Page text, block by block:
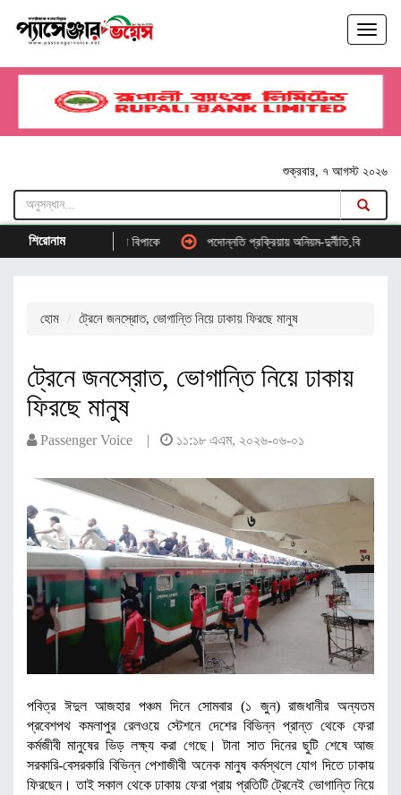
শুক্রবার, ৭ আগস্ট ২০২৬
শিরোনাম
আমানতকারী বিপাকে পদোন্নতি প্রক্রিয়ায় অনিয়ম-দুর্নীতি,বিমানের সব
হোম ট্রেনে জনস্রোত, ভোগান্তি নিয়ে ঢাকায় ফিরছে মানুষ
ট্রেনে জনস্রোত, ভোগান্তি নিয়ে ঢাকায়
ফিরছে মানুষ
Passenger Voice | ১১:১৮ এএম, ২০২৬-০৬-০১
পবিত্র ঈদুল আজহার পঞ্চম দিনে সোমবার (১ জুন) রাজধানীর অন্যতম
প্রবেশপথ কমলাপুর রেলওয়ে স্টেশনে দেশের বিভিন্ন প্রান্ত থেকে ফেরা
কর্মজীবী মানুষের ভিড় লক্ষ্য করা গেছে। টানা সাত দিনের ছুটি শেষে আজ
সরকারি-বেসরকারি বিভিন্ন পেশাজীবী অনেক মানুষ কর্মস্থলে যোগ দিতে ঢাকায়
ফিরছেন। তাই সকাল থেকে ঢাকায় ফেরা প্রায় প্রতিটি ট্রেনেই ভোগান্তি নিয়ে